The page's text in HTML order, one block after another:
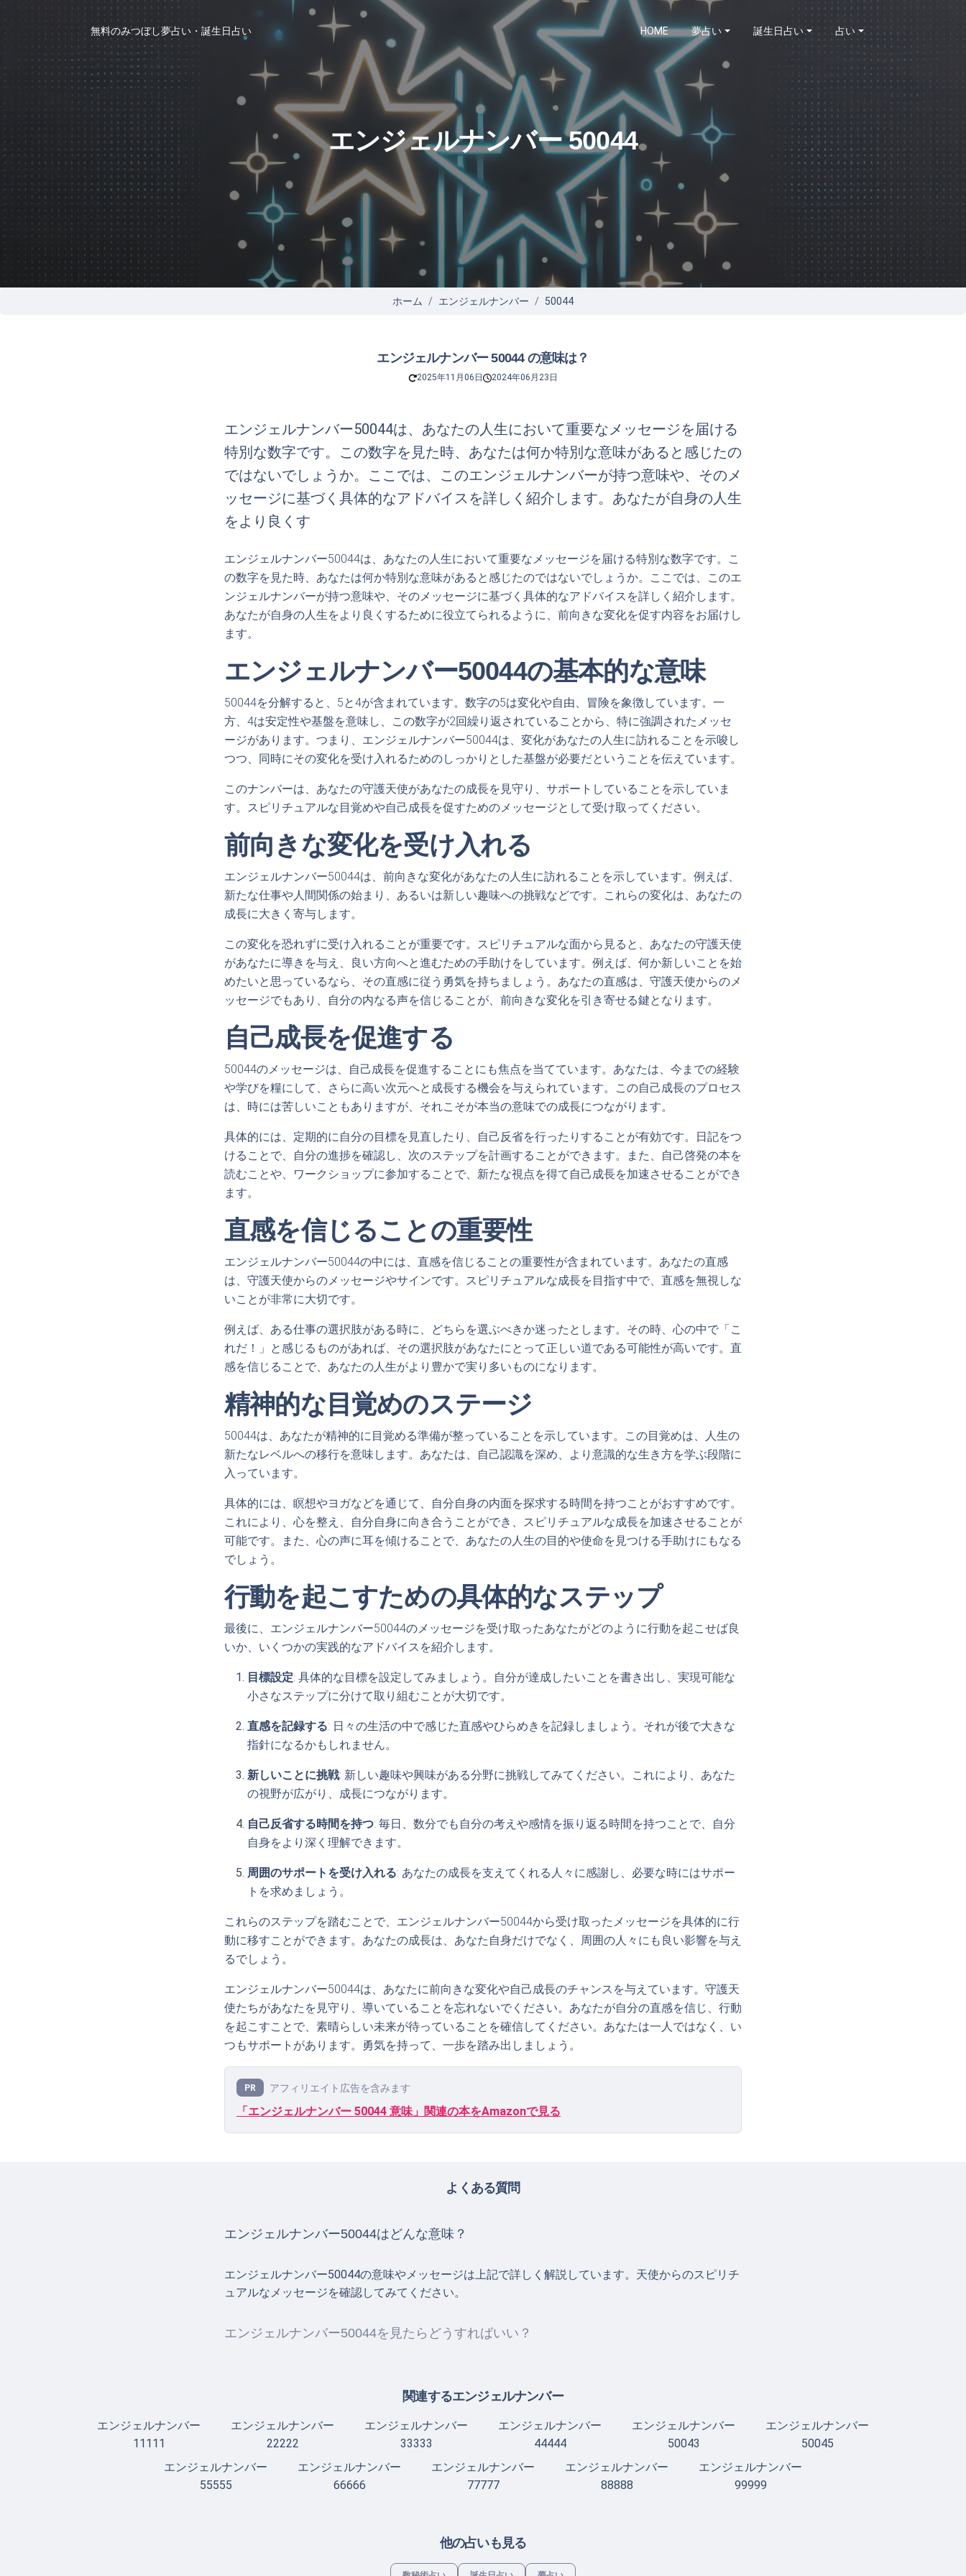
無料のみつぼし夢占い・誕生日占い HOME 夢占い 誕生日占い 占い
エンジェルナンバー 50044
ホーム エンジェルナンバー 50044
エンジェルナンバー 50044 の意味は？
2025年11月06日 2024年06月23日
エンジェルナンバー50044は、あなたの人生において重要なメッセージを届ける
特別な数字です。この数字を見た時、あなたは何か特別な意味があると感じたの
ではないでしょうか。ここでは、このエンジェルナンバーが持つ意味や、そのメ
ッセージに基づく具体的なアドバイスを詳しく紹介します。あなたが自身の人生
をより良くす
エンジェルナンバー50044は、あなたの人生において重要なメッセージを届ける特別な数字です。こ
の数字を見た時、あなたは何か特別な意味があると感じたのではないでしょうか。ここでは、このエ
ンジェルナンバーが持つ意味や、そのメッセージに基づく具体的なアドバイスを詳しく紹介します。
あなたが自身の人生をより良くするために役立てられるように、前向きな変化を促す内容をお届けし
ます。
エンジェルナンバー50044の基本的な意味
50044を分解すると、5と4が含まれています。数字の5は変化や自由、冒険を象徴しています。一
方、4は安定性や基盤を意味し、この数字が2回繰り返されていることから、特に強調されたメッセ
ージがあります。つまり、エンジェルナンバー50044は、変化があなたの人生に訪れることを示唆し
つつ、同時にその変化を受け入れるためのしっかりとした基盤が必要だということを伝えています。
このナンバーは、あなたの守護天使があなたの成長を見守り、サポートしていることを示していま
す。スピリチュアルな目覚めや自己成長を促すためのメッセージとして受け取ってください。
前向きな変化を受け入れる
エンジェルナンバー50044は、前向きな変化があなたの人生に訪れることを示しています。例えば、
新たな仕事や人間関係の始まり、あるいは新しい趣味への挑戦などです。これらの変化は、あなたの
成長に大きく寄与します。
この変化を恐れずに受け入れることが重要です。スピリチュアルな面から見ると、あなたの守護天使
があなたに導きを与え、良い方向へと進むための手助けをしています。例えば、何か新しいことを始
めたいと思っているなら、その直感に従う勇気を持ちましょう。あなたの直感は、守護天使からのメ
ッセージでもあり、自分の内なる声を信じることが、前向きな変化を引き寄せる鍵となります。
自己成長を促進する
50044のメッセージは、自己成長を促進することにも焦点を当てています。あなたは、今までの経験
や学びを糧にして、さらに高い次元へと成長する機会を与えられています。この自己成長のプロセス
は、時には苦しいこともありますが、それこそが本当の意味での成長につながります。
具体的には、定期的に自分の目標を見直したり、自己反省を行ったりすることが有効です。日記をつ
けることで、自分の進捗を確認し、次のステップを計画することができます。また、自己啓発の本を
読むことや、ワークショップに参加することで、新たな視点を得て自己成長を加速させることができ
ます。
直感を信じることの重要性
エンジェルナンバー50044の中には、直感を信じることの重要性が含まれています。あなたの直感
は、守護天使からのメッセージやサインです。スピリチュアルな成長を目指す中で、直感を無視しな
いことが非常に大切です。
例えば、ある仕事の選択肢がある時に、どちらを選ぶべきか迷ったとします。その時、心の中で「こ
れだ！」と感じるものがあれば、その選択肢があなたにとって正しい道である可能性が高いです。直
感を信じることで、あなたの人生がより豊かで実り多いものになります。
精神的な目覚めのステージ
50044は、あなたが精神的に目覚める準備が整っていることを示しています。この目覚めは、人生の
新たなレベルへの移行を意味します。あなたは、自己認識を深め、より意識的な生き方を学ぶ段階に
入っています。
具体的には、瞑想やヨガなどを通じて、自分自身の内面を探求する時間を持つことがおすすめです。
これにより、心を整え、自分自身に向き合うことができ、スピリチュアルな成長を加速させることが
可能です。また、心の声に耳を傾けることで、あなたの人生の目的や使命を見つける手助けにもなる
でしょう。
行動を起こすための具体的なステップ
最後に、エンジェルナンバー50044のメッセージを受け取ったあなたがどのように行動を起こせば良
いか、いくつかの実践的なアドバイスを紹介します。
目標設定: 具体的な目標を設定してみましょう。自分が達成したいことを書き出し、実現可能な
小さなステップに分けて取り組むことが大切です。
直感を記録する: 日々の生活の中で感じた直感やひらめきを記録しましょう。それが後で大きな
指針になるかもしれません。
新しいことに挑戦: 新しい趣味や興味がある分野に挑戦してみてください。これにより、あなた
の視野が広がり、成長につながります。
自己反省する時間を持つ: 毎日、数分でも自分の考えや感情を振り返る時間を持つことで、自分
自身をより深く理解できます。
周囲のサポートを受け入れる: あなたの成長を支えてくれる人々に感謝し、必要な時にはサポー
トを求めましょう。
これらのステップを踏むことで、エンジェルナンバー50044から受け取ったメッセージを具体的に行
動に移すことができます。あなたの成長は、あなた自身だけでなく、周囲の人々にも良い影響を与え
るでしょう。
エンジェルナンバー50044は、あなたに前向きな変化や自己成長のチャンスを与えています。守護天
使たちがあなたを見守り、導いていることを忘れないでください。あなたが自分の直感を信じ、行動
を起こすことで、素晴らしい未来が待っていることを確信してください。あなたは一人ではなく、い
つもサポートがあります。勇気を持って、一歩を踏み出しましょう。
PR アフィリエイト広告を含みます
「エンジェルナンバー 50044 意味」関連の本をAmazonで見る
よくある質問
エンジェルナンバー50044はどんな意味？
エンジェルナンバー50044の意味やメッセージは上記で詳しく解説しています。天使からのスピリチ
ュアルなメッセージを確認してみてください。
エンジェルナンバー50044を見たらどうすればいい？
関連するエンジェルナンバー
エンジェルナンバー
11111
エンジェルナンバー
22222
エンジェルナンバー
33333
エンジェルナンバー
44444
エンジェルナンバー
50043
エンジェルナンバー
50045
エンジェルナンバー
55555
エンジェルナンバー
66666
エンジェルナンバー
77777
エンジェルナンバー
88888
エンジェルナンバー
99999
他の占いも見る